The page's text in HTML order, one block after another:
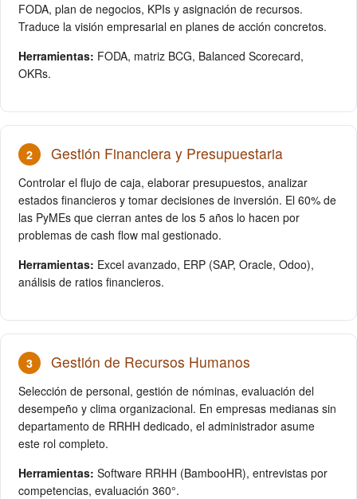
FODA, plan de negocios, KPIs y asignación de recursos.
Traduce la visión empresarial en planes de acción concretos.
Herramientas: FODA, matriz BCG, Balanced Scorecard,
OKRs.
2 Gestión Financiera y Presupuestaria
Controlar el flujo de caja, elaborar presupuestos, analizar
estados financieros y tomar decisiones de inversión. El 60% de
las PyMEs que cierran antes de los 5 años lo hacen por
problemas de cash flow mal gestionado.
Herramientas: Excel avanzado, ERP (SAP, Oracle, Odoo),
análisis de ratios financieros.
3 Gestión de Recursos Humanos
Selección de personal, gestión de nóminas, evaluación del
desempeño y clima organizacional. En empresas medianas sin
departamento de RRHH dedicado, el administrador asume
este rol completo.
Herramientas: Software RRHH (BambooHR), entrevistas por
competencias, evaluación 360°.